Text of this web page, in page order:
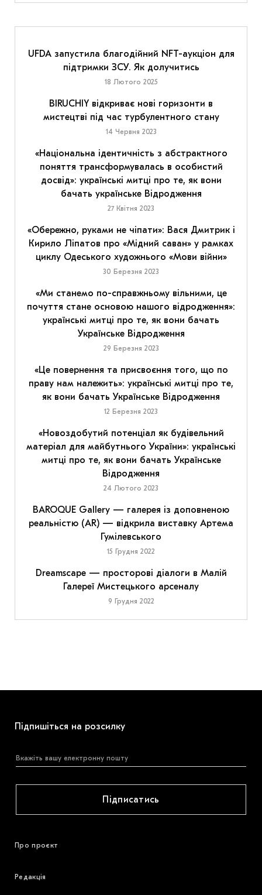
UFDA запустила благодійний NFT-аукціон для
підтримки ЗСУ. Як долучитись
18 Лютого 2025
BIRUCHIY відкриває нові горизонти в
мистецтві під час турбулентного стану
14 Червня 2023
«Національна ідентичність з абстрактного
поняття трансформувалась в особистий
досвід»: українські митці про те, як вони
бачать українське Відродження
27 Квітня 2023
«Обережно, руками не чіпати»: Вася Дмитрик і
Кирило Ліпатов про «Мідний саван» у рамках
циклу Одеського художнього «Мови війни»
30 Березня 2023
«Ми станемо по-справжньому вільними, це
почуття стане основою нашого відродження»:
українські митці про те, як вони бачать
Українське Відродження
29 Березня 2023
«Це повернення та присвоєння того, що по
праву нам належить»: українські митці про те,
як вони бачать Українське Відродження
12 Березня 2023
«Новоздобутий потенціал як будівельний
матеріал для майбутнього України»: українські
митці про те, як вони бачать Українське
Відродження
24 Лютого 2023
BAROQUE Gallery — галерея із доповненою
реальністю (AR) — відкрила виставку Артема
Гумілевського
15 Грудня 2022
Dreamscape — просторові діалоги в Малій
Галереї Мистецького арсеналу
9 Грудня 2022
Підпишіться на розсилку
Підписатись
Про проєкт
Редакція